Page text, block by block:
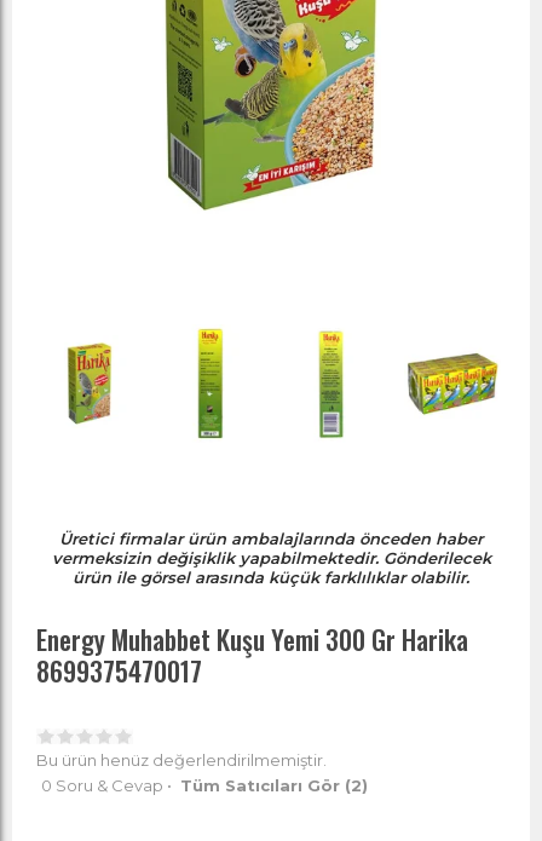
Üretici firmalar ürün ambalajlarında önceden haber
vermeksizin değişiklik yapabilmektedir. Gönderilecek
ürün ile görsel arasında küçük farklılıklar olabilir.
Energy Muhabbet Kuşu Yemi 300 Gr Harika
8699375470017
Bu ürün henüz değerlendirilmemiştir.
0 Soru & Cevap • Tüm Satıcıları Gör (2)